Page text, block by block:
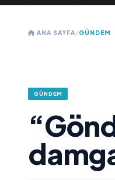
ANA SAYFA/GÜNDEM
GÜNDEM